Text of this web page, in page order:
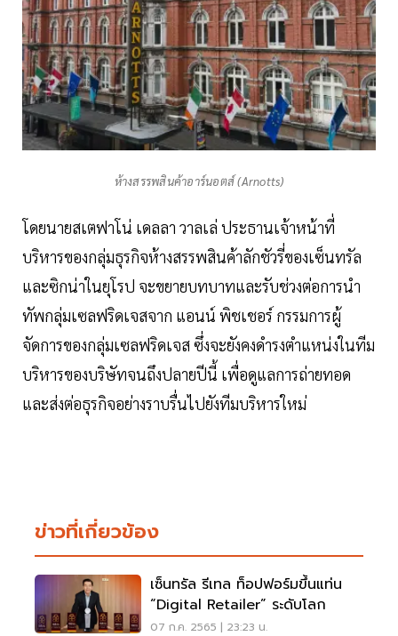
ห้างสรรพสินค้าอาร์นอตส์ (Arnotts)
โดยนายสเตฟาโน่ เดลลา วาลเล่ ประธานเจ้าหน้าที่
บริหารของกลุ่มธุรกิจห้างสรรพสินค้าลักชัวรี่ของเซ็นทรัล
และซิกน่าในยุโรป จะขยายบทบาทและรับช่วงต่อการนำ
ทัพกลุ่มเซลฟริดเจสจาก แอนน์ พิชเชอร์ กรรมการผู้
จัดการของกลุ่มเซลฟริดเจส ซึ่งจะยังคงดำรงตำแหน่งในทีม
บริหารของบริษัทจนถึงปลายปีนี้ เพื่อดูแลการถ่ายทอด
และส่งต่อธุรกิจอย่างราบรื่นไปยังทีมบริหารใหม่
ข่าวที่เกี่ยวข้อง
เซ็นทรัล รีเทล ท็อปฟอร์มขึ้นแท่น
“Digital Retailer” ระดับโลก
07 ก.ค. 2565 | 23:23 น.